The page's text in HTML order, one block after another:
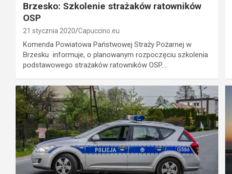
Brzesko: Szkolenie strażaków ratowników
OSP
21 stycznia 2020 Capuccino.eu
Komenda Powiatowa Państwowej Straży Pożarnej w
Brzesku informuje, o planowanym rozpoczęciu szkolenia
podstawowego strażaków ratowników OSP.…